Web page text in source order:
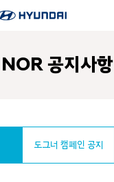
NOR 공지사항
도그너 캠페인 공지